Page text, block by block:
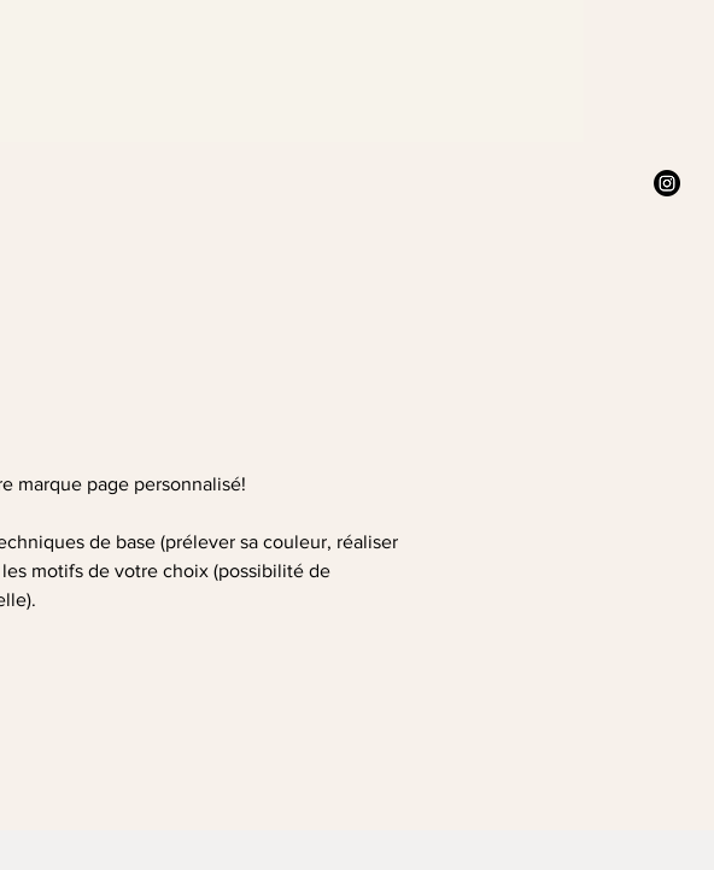
marque page personnalisé!
de base (prélever sa couleur, réaliser
motifs de votre choix (possibilité de